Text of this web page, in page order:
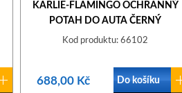
KARLIE-FLAMINGO OCHRANNÝ
POTAH DO AUTA ČERNÝ
162X132CM
Kod produktu: 66102
688,00 Kč Do košíku